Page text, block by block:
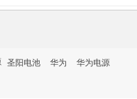
圣阳电池 华为 华为电源